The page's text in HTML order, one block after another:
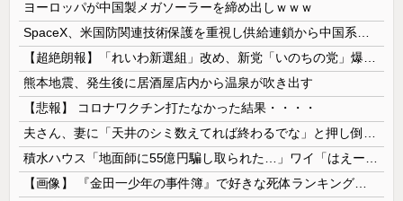
ヨーロッパが中国製メガソーラーを締め出しｗｗｗ
熊本地震、発生後に居酒屋店内から温泉が吹き出す
【悲報】 コロナワクチン打たなかった結果・・・・